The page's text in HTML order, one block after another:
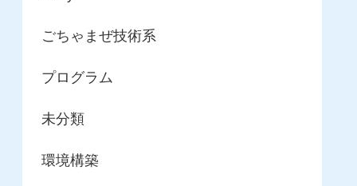
ごちゃまぜ技術系
プログラム
未分類
環境構築